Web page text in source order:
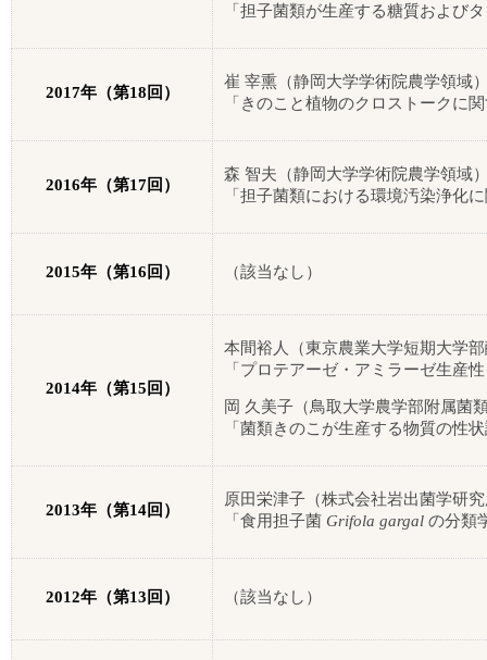
投稿規定
執筆要領
投稿票
日本きのこ学会著作権規程
入会案内
「担子菌類が生産する糖質および
2017年（第18 回）
崔 宰熏（静岡大学学術院農学領域
「きのこと植物のクロストークに
2016年（第17回）
森 智夫（静岡大学学術院農学領域
「担子菌類における環境汚染浄化
2015年（第16 回） （該当なし）
2014年（第15 回）
本間裕人（東京農業大学短期大学
「プロテアーゼ・アミラーゼ生産
岡 久美子（鳥取大学農学部附属菌
「菌類きのこが生産する物質の性
2013年（第14回）
原田栄津子（株式会社岩出菌学研
「食用担子菌 Grifola gargal の分類
2012年（第13 回） （該当なし）